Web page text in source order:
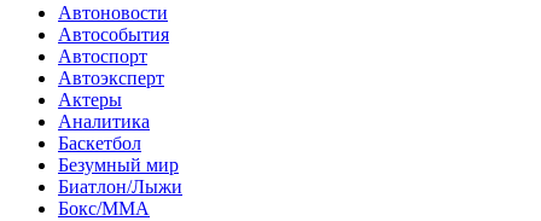
Автоновости
Автособытия
Автоспорт
Автоэксперт
Актеры
Аналитика
Баскетбол
Безумный мир
Биатлон/Лыжи
Бокс/MMA